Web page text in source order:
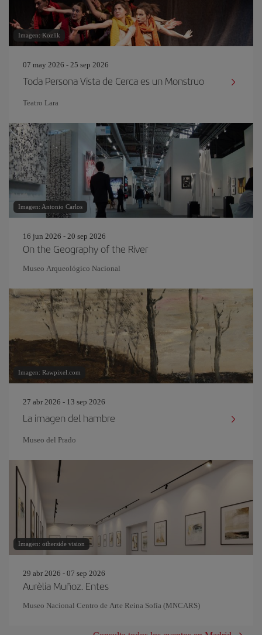
Imagen: Kozlik
07 may 2026 - 25 sep 2026
Toda Persona Vista de Cerca es un Monstruo
Teatro Lara
Imagen: Antonio Carlos
16 jun 2026 - 20 sep 2026
On the Geography of the River
Museo Arqueológico Nacional
Imagen: Rawpixel.com
27 abr 2026 - 13 sep 2026
La imagen del hambre
Museo del Prado
Imagen: otherside vision
29 abr 2026 - 07 sep 2026
Aurèlia Muñoz. Entes
Museo Nacional Centro de Arte Reina Sofía (MNCARS)